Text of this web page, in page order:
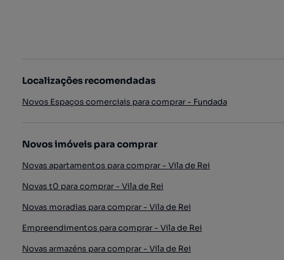
Localizações recomendadas
Novos Espaços comerciais para comprar - Fundada
Novos imóveis para comprar
Novas apartamentos para comprar - Vila de Rei
Novas t0 para comprar - Vila de Rei
Novas moradias para comprar - Vila de Rei
Empreendimentos para comprar - Vila de Rei
Novas armazéns para comprar - Vila de Rei